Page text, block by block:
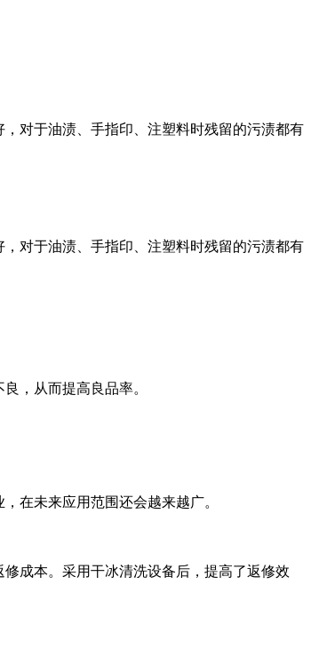
对于油渍、手指印、注塑料时残留的污渍都有
对于油渍、手指印、注塑料时残留的污渍都有
，从而提高良品率。
在未来应用范围还会越来越广。
成本。采用干冰清洗设备后，提高了返修效